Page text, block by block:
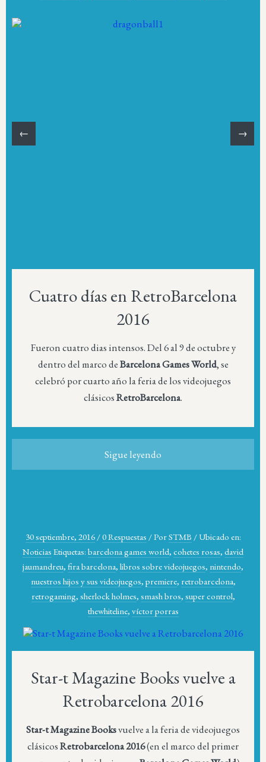
← →
Cuatro días en RetroBarcelona
2016
Fueron cuatro dias intensos. Del 6 al 9 de octubre y
dentro del marco deBarcelona Games World, se
celebró por cuarto año la feria de los videojuegos
clásicosRetroBarcelona.
Sigue leyendo
30 septiembre, 2016 /0 Respuestas /PorSTMB / Ubicado en:
Noticias Etiquetas: barcelona games world, cohetes rosas, david
jaumandreu, fira barcelona, libros sobre videojuegos, nintendo,
nuestros hijos y sus videojuegos, premiere, retrobarcelona,
retrogaming, sherlock holmes, smash bros, super control,
thewhiteline, víctor porras
Star-t Magazine Books vuelve a
Retrobarcelona 2016
Star-t Magazine Booksvuelve a la feria de videojuegos
clásicosRetrobarcelona 2016(en el marco del primer